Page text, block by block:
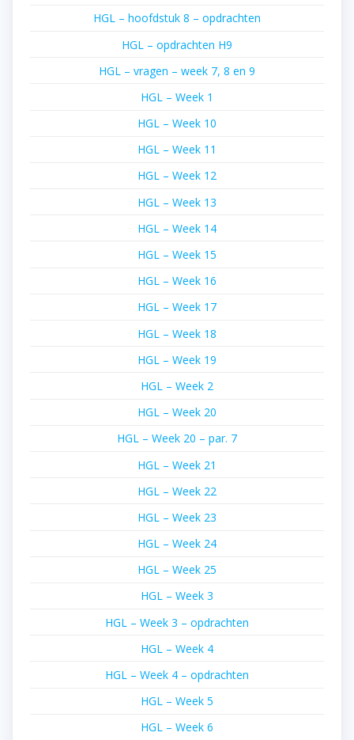
HGL – hoofdstuk 8 – opdrachten
HGL – opdrachten H9
HGL – vragen – week 7, 8 en 9
HGL – Week 1
HGL – Week 10
HGL – Week 11
HGL – Week 12
HGL – Week 13
HGL – Week 14
HGL – Week 15
HGL – Week 16
HGL – Week 17
HGL – Week 18
HGL – Week 19
HGL – Week 2
HGL – Week 20
HGL – Week 20 – par. 7
HGL – Week 21
HGL – Week 22
HGL – Week 23
HGL – Week 24
HGL – Week 25
HGL – Week 3
HGL – Week 3 – opdrachten
HGL – Week 4
HGL – Week 4 – opdrachten
HGL – Week 5
HGL – Week 6